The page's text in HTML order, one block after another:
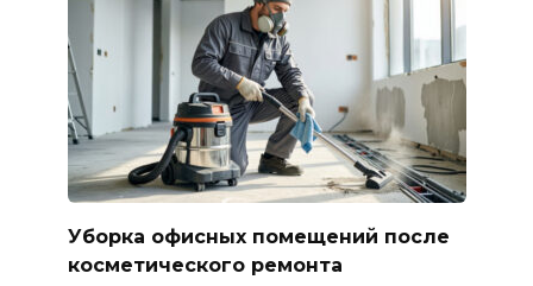
Уборка офисных помещений после
косметического ремонта